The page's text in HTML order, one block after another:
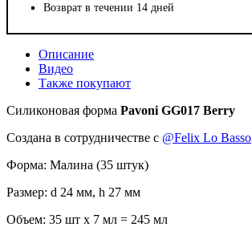
Возврат в течении 14 дней
Описание
Видео
Также покупают
Силиконовая форма Pavoni GG017 Berry
Создана в сотрудничестве с @Felix Lo Basso
Форма: Малина (35 штук)
Размер: d 24 мм, h 27 мм
Объем: 35 шт x 7 мл = 245 мл